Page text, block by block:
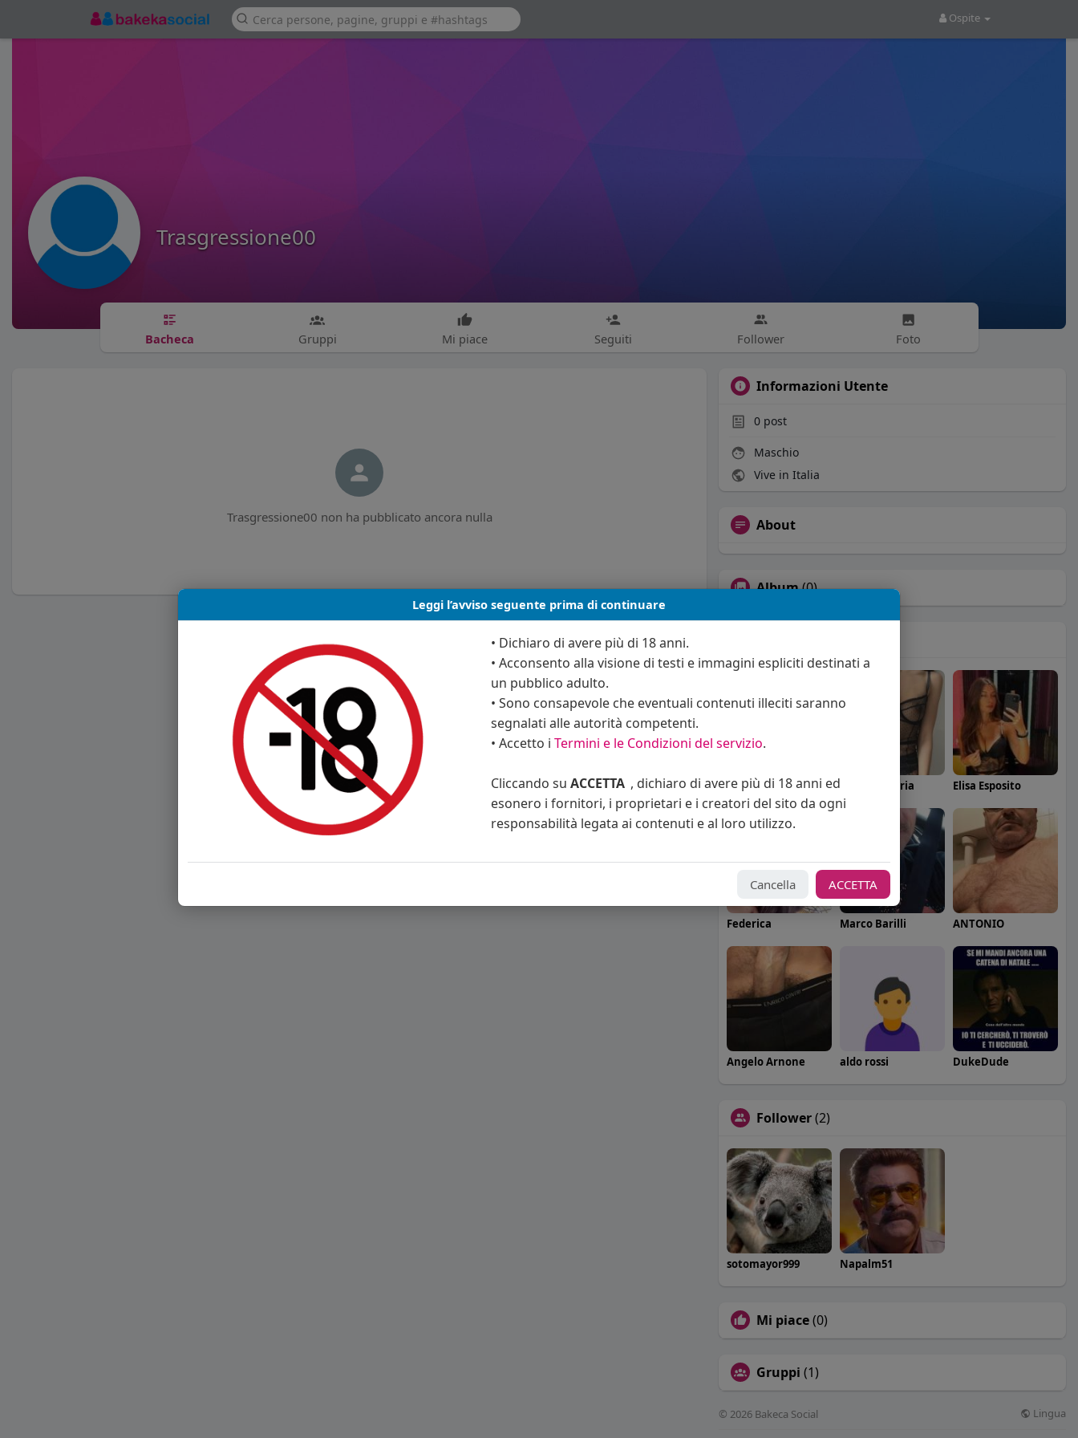
Ospite
Trasgressione00
Bacheca Gruppi Mi piace Seguiti Follower Foto
Trasgressione00 non ha pubblicato ancora nulla
Informazioni Utente
0 post
Maschio
Vive in Italia
About
Album(0)
Angelica Cattaneo callmevittoria Elisa Esposito
Federica Marco Barilli ANTONIO
Angelo Arnone aldo rossi DukeDude
Follower(2)
sotomayor999 Napalm51
Mi piace(0)
Gruppi (1)
© 2026 Bakeca Social Lingua
Leggi l’avviso seguente prima di continuare
• Dichiaro di avere più di 18 anni.
• Acconsento alla visione di testi e immagini espliciti destinati a
un pubblico adulto.
• Sono consapevole che eventuali contenuti illeciti saranno
segnalati alle autorità competenti.
• Accetto i Termini e le Condizioni del servizio.
Cliccando su ACCETTA , dichiaro di avere più di 18 anni ed
esonero i fornitori, i proprietari e i creatori del sito da ogni
responsabilità legata ai contenuti e al loro utilizzo.
Cancella ACCETTA